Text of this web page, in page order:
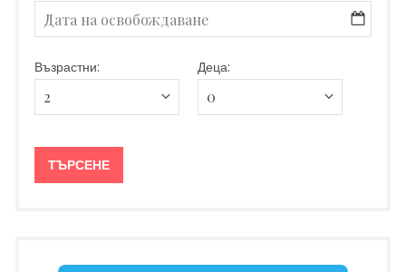
Възрастни: Деца: